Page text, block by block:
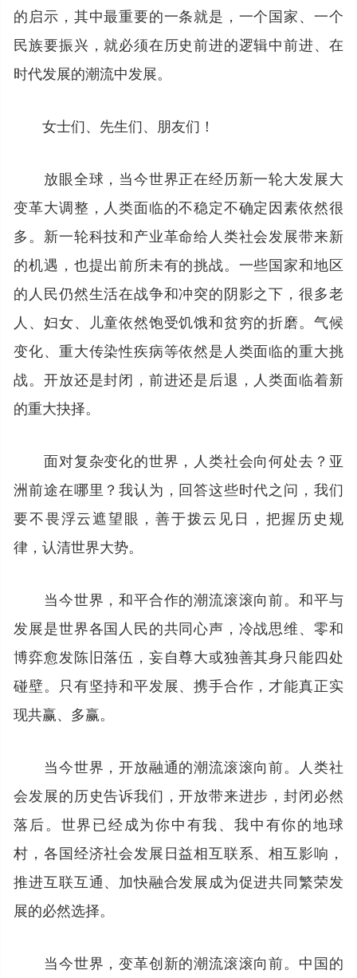
的启示，其中最重要的一条就是，一个国家、一个
民族要振兴，就必须在历史前进的逻辑中前进、在
时代发展的潮流中发展。
女士们、先生们、朋友们！
放眼全球，当今世界正在经历新一轮大发展大
变革大调整，人类面临的不稳定不确定因素依然很
多。新一轮科技和产业革命给人类社会发展带来新
的机遇，也提出前所未有的挑战。一些国家和地区
的人民仍然生活在战争和冲突的阴影之下，很多老
人、妇女、儿童依然饱受饥饿和贫穷的折磨。气候
变化、重大传染性疾病等依然是人类面临的重大挑
战。开放还是封闭，前进还是后退，人类面临着新
的重大抉择。
面对复杂变化的世界，人类社会向何处去？亚
洲前途在哪里？我认为，回答这些时代之问，我们
要不畏浮云遮望眼，善于拨云见日，把握历史规
律，认清世界大势。
当今世界，和平合作的潮流滚滚向前。和平与
发展是世界各国人民的共同心声，冷战思维、零和
博弈愈发陈旧落伍，妄自尊大或独善其身只能四处
碰壁。只有坚持和平发展、携手合作，才能真正实
现共赢、多赢。
当今世界，开放融通的潮流滚滚向前。人类社
会发展的历史告诉我们，开放带来进步，封闭必然
落后。世界已经成为你中有我、我中有你的地球
村，各国经济社会发展日益相互联系、相互影响，
推进互联互通、加快融合发展成为促进共同繁荣发
展的必然选择。
当今世界，变革创新的潮流滚滚向前。中国的